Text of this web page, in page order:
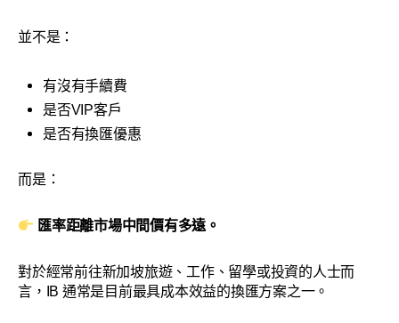
並不是：
有沒有手續費
是否VIP客戶
是否有換匯優惠
而是：
匯率距離市場中間價有多遠。
對於經常前往新加坡旅遊、工作、留學或投資的人士而
言，IB 通常是目前最具成本效益的換匯方案之一。